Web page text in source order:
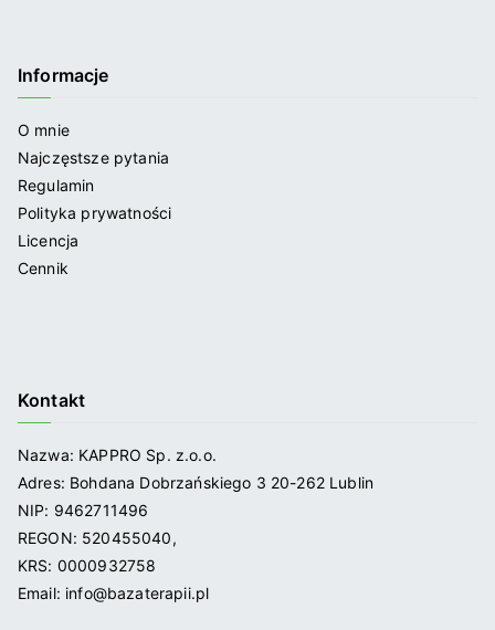
Informacje
O mnie
Najczęstsze pytania
Regulamin
Polityka prywatności
Licencja
Cennik
Kontakt
Nazwa: KAPPRO Sp. z.o.o.
Adres: Bohdana Dobrzańskiego 3 20-262 Lublin
NIP: 9462711496
REGON: 520455040,
KRS: 0000932758
Email: info@bazaterapii.pl